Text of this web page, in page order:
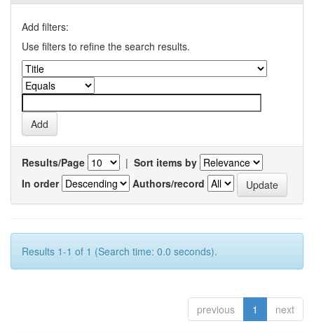
Add filters:
Use filters to refine the search results.
Results/Page | Sort items by
In order
Authors/record
Results 1-1 of 1 (Search time: 0.0 seconds).
previous 1 next